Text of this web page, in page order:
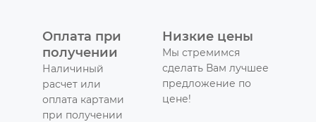
Оплата при
получении
Наличиный
расчет или
оплата картами
при получении
Низкие цены
Мы стремимся
сделать Вам лучшее
предложение по
цене!